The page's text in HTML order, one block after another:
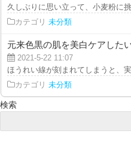
久しぶりに思い立って、小麦粉に
カテゴリ 未分類
元来色黒の肌を美白ケアした
2021-5-22 11:07
ほうれい線が刻まれてしまうと、
カテゴリ 未分類
検索